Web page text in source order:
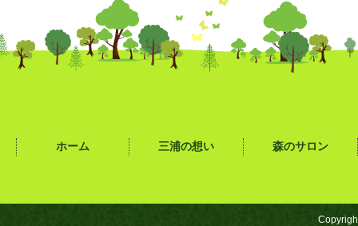
ホーム 三浦の想い 森のサロン